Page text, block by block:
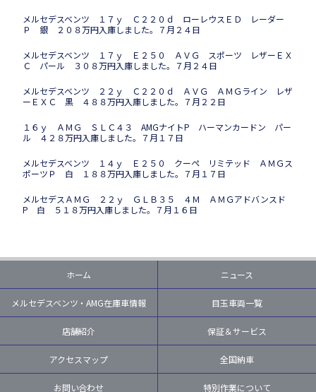
メルセデスベンツ １７ｙ Ｃ２２０ｄ ローレウスＥＤ レーダー
Ｐ 銀 ２０８万円入庫しました。７月２４日
メルセデスベンツ １７ｙ Ｅ２５０ ＡＶＧ スポーツ レザーＥＸ
Ｃ パール ３０８万円入庫しました。７月２４日
メルセデスベンツ ２２ｙ Ｃ２２０ｄ ＡＶＧ ＡＭＧライン レザ
ーＥＸＣ 黒 ４８８万円入庫しました。７月２２日
１６ｙ ＡＭＧ ＳＬＣ４３ AMGナイトP ハーマンカードン パー
ル ４２８万円入庫しました。７月１７日
メルセデスベンツ １４ｙ Ｅ２５０ クーペ リミテッド ＡＭＧス
ポーツＰ 白 １８８万円入庫しました。７月１７日
メルセデスＡＭＧ ２２ｙ ＧＬＢ３５ ４Ｍ ＡＭＧアドバンスド
P 白 ５１８万円入庫しました。７月１６日
ホーム ニュース
メルセデスベンツ・AMG在庫車情報 目玉車両一覧
店舗紹介 保証＆サービス
アクセスマップ 全国納車
お問い合わせ 特別作業について